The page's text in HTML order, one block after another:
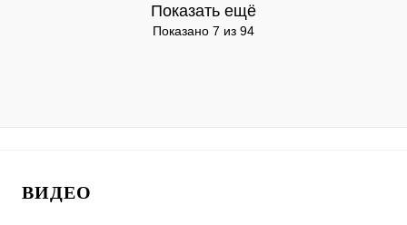
Показать ещё
Показано 7 из 94
ВИДЕО